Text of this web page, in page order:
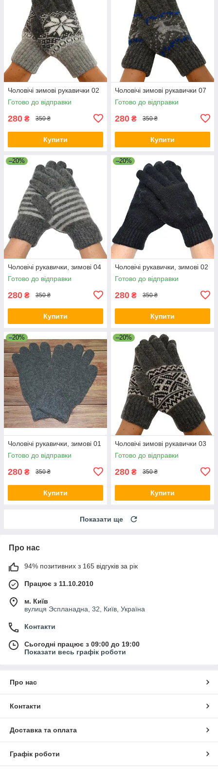
Чоловічі зимові рукавички 02
Готово до відправки
280 ₴ 350 ₴
Купити
Чоловічі зимові рукавички 07
Готово до відправки
280 ₴ 350 ₴
Купити
–20%
Чоловічі рукавички, зимові 04
Готово до відправки
280 ₴ 350 ₴
Купити
–20%
Чоловічі рукавички, зимові 02
Готово до відправки
280 ₴ 350 ₴
Купити
–20%
Чоловічі рукавички, зимові 01
Готово до відправки
280 ₴ 350 ₴
Купити
–20%
Чоловічі зимові рукавички 03
Готово до відправки
280 ₴ 350 ₴
Купити
Показати ще
Про нас
94% позитивних з 165 відгуків за рік
Працює з 11.10.2010
м. Київ
вулиця Эспланадна, 32, Київ, Україна
Контакти
Сьогодні працює з 09:00 до 19:00
Показати весь графік роботи
Про нас
Контакти
Доставка та оплата
Графік роботи